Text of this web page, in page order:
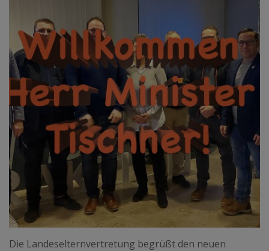
Die Landeselternvertretung begrüßt den neuen